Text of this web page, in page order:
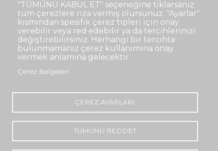
"TÜMÜNÜ KABUL ET" seçeneğine tıklarsanız
tüm çerezlere rıza vermiş olursunuz. "Ayarlar"
kısmından spesifik çerez tipleri için onay
verebilir veya red edebilir ya da tercihlerinizi
değiştirebilirsiniz. Herhangi bir tercihte
bulunmamanız çerez kullanımına onay
vermek anlamına gelecektir.
Çerez Belgeleri
ÇEREZ AYARLARI
TÜMÜNÜ REDDET
Açık Rıza
Kurumsal Kimlik
© TED Üniversitesi. Ziya Gökalp Caddesi No:48 06420, Kolej
Çankaya ANKARA
ÜniversitesiÜniversitesiÜniversitesi
geç